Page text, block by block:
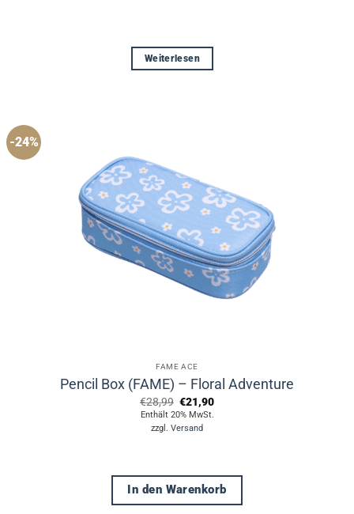
Weiterlesen
-24%
FAME ACE
Pencil Box (FAME) – Floral Adventure
€28,99 Ursprünglicher
Preis
war:
€28,99
€21,90Aktueller
Enthält 20% MwSt.
zzgl. Versand
In den Warenkorb